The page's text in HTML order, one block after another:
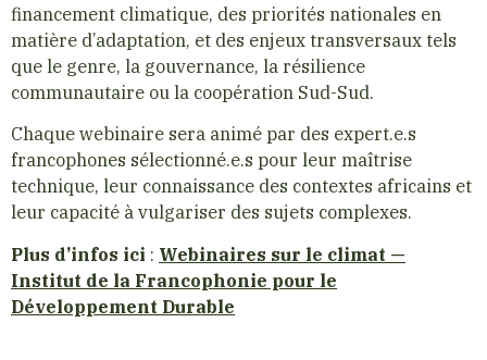
financement climatique, des priorités nationales en
matière d’adaptation, et des enjeux transversaux tels
que le genre, la gouvernance, la résilience
communautaire ou la coopération Sud-Sud.
Chaque webinaire sera animé par des expert.e.s
francophones sélectionné.e.s pour leur maîtrise
technique, leur connaissance des contextes africains et
leur capacité à vulgariser des sujets complexes.
Plus d’infos ici : Webinaires sur le climat —
Institut de la Francophonie pour le
Développement Durable